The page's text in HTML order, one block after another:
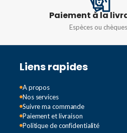
COULEUR
Paiement à la
Espèces ou chèques
Liens rapides
A propos
Nos services
Suivre ma commande
Paiement et livraison
Politique de confidentialité